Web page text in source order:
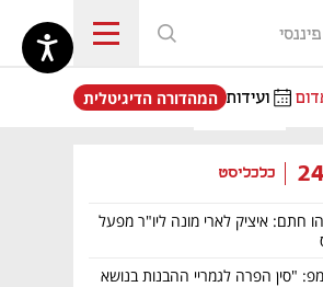
ועידות
נפתח בכרטיסייה חדשה
המהדורה הדיגיטלית
כלכליסט
חתם: איציק לארי מונה ליו"ר מפעל
"סין הפרה לגמריי ההבנות בנושא